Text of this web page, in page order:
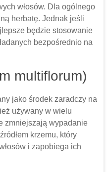
włosów. Dla ogólnego
herbatę. Jednak jeśli
będzie stosowanie
bezpośrednio na
multiflorum)
jako środek zaradczy na
używany w wielu
zmniejszają wypadanie
krzemu, który
i zapobiega ich